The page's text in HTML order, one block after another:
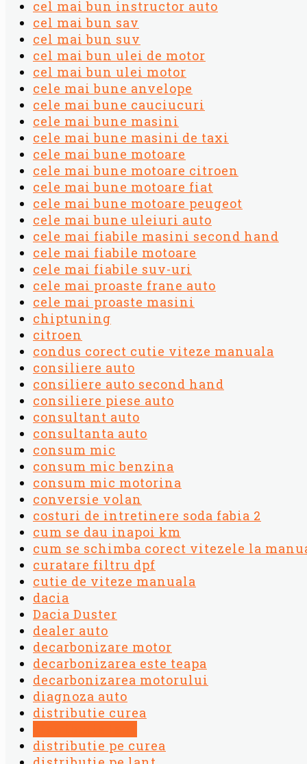
cel mai bun instructor auto
cel mai bun sav
cel mai bun suv
cel mai bun ulei de motor
cel mai bun ulei motor
cele mai bune anvelope
cele mai bune cauciucuri
cele mai bune masini
cele mai bune masini de taxi
cele mai bune motoare
cele mai bune motoare citroen
cele mai bune motoare fiat
cele mai bune motoare peugeot
cele mai bune uleiuri auto
cele mai fiabile masini second hand
cele mai fiabile motoare
cele mai fiabile suv-uri
cele mai proaste frane auto
cele mai proaste masini
chiptuning
citroen
condus corect cutie viteze manuala
consiliere auto
consiliere auto second hand
consiliere piese auto
consultant auto
consultanta auto
consum mic
consum mic benzina
consum mic motorina
conversie volan
costuri de intretinere soda fabia 2
cum se dau inapoi km
cum se schimba corect vitezele la
curatare filtru dpf
cutie de viteze manuala
dacia
Dacia Duster
dealer auto
decarbonizare motor
decarbonizarea este teapa
decarbonizarea motorului
diagnoza auto
distributie curea
distributie pe curea